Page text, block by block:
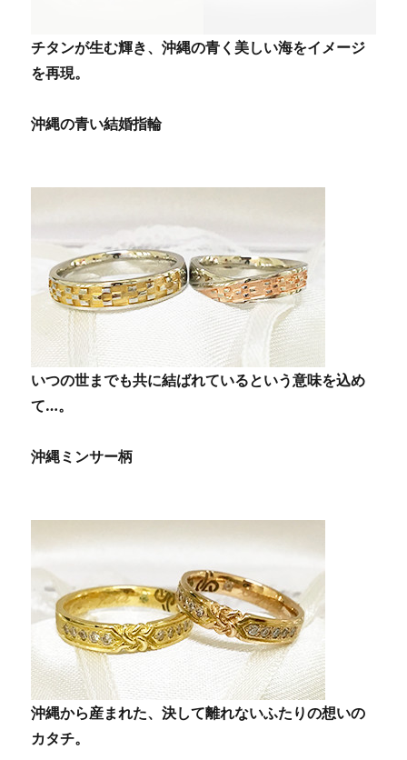
チタンが生む輝き、沖縄の青く美しい海をイメージ
を再現。
沖縄の青い結婚指輪
いつの世までも共に結ばれているという意味を込め
て…。
沖縄ミンサー柄
沖縄から産まれた、決して離れないふたりの想いの
カタチ。